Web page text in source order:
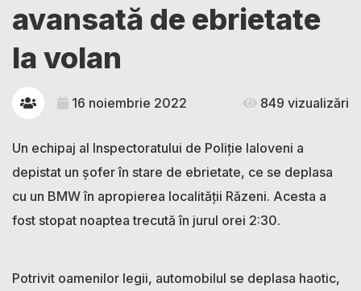
avansată de ebrietate
la volan
16 noiembrie 2022 849 vizualizări
Un echipaj al Inspectoratului de Poliție Ialoveni a
depistat un șofer în stare de ebrietate, ce se deplasa
cu un BMW în apropierea localității Răzeni. Acesta a
fost stopat noaptea trecută în jurul orei 2:30.
Potrivit oamenilor legii, automobilul se deplasa haotic,